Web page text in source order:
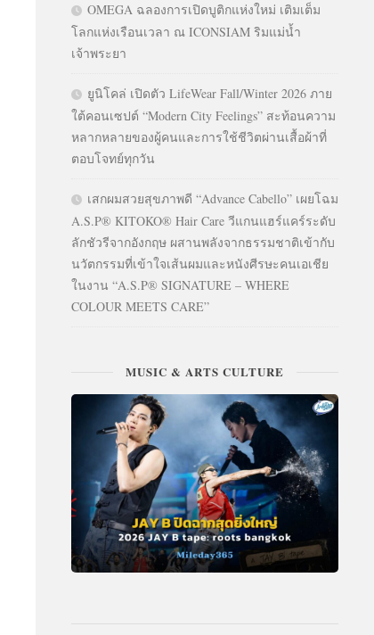
OMEGA ฉลองการเปิดบูติกแห่งใหม่ เติมเต็ม
โลกแห่งเรือนเวลา ณ ICONSIAM ริมแม่น้ำ
เจ้าพระยา
ยูนิโคล่ เปิดตัว LifeWear Fall/Winter 2026 ภาย
ใต้คอนเซปต์ “Modern City Feelings” สะท้อนความ
หลากหลายของผู้คนและการใช้ชีวิตผ่านเสื้อผ้าที่
ตอบโจทย์ทุกวัน
เสกผมสวยสุขภาพดี “Advance Cabello” เผยโฉม
A.S.P® KITOKO® Hair Care วีแกนแฮร์แคร์ระดับ
ลักชัวรีจากอังกฤษ ผสานพลังจากธรรมชาติเข้ากับ
นวัตกรรมที่เข้าใจเส้นผมและหนังศีรษะคนเอเชีย
ในงาน “A.S.P® SIGNATURE – WHERE
COLOUR MEETS CARE”
MUSIC & ARTS CULTURE